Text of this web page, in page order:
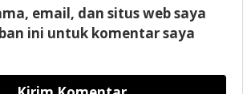
email, dan situs web saya
ini untuk komentar saya